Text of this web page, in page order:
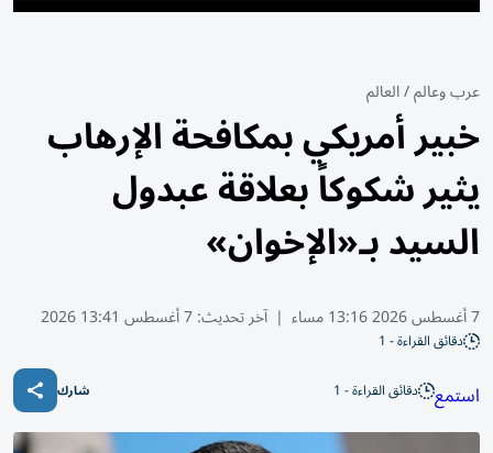
عرب وعالم/العالم
خبير أمريكي بمكافحة الإرهاب
يثير شكوكاً بعلاقة عبدول
السيد بـ«الإخوان»
7 أغسطس 2026 13:16 مساء | آخر تحديث:7 أغسطس 13:41 2026
دقائق القراءة - 1
استمع دقائق القراءة - 1 شارك